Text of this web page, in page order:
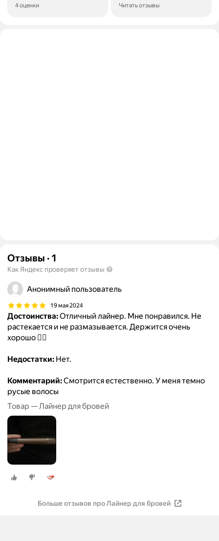
4 оценки Читать отзывы
Отзывы · 1
Как Яндекс проверяет отзывы
Анонимный пользователь
19 мая 2024
Достоинства:Отличный лайнер. Мне понравился. Не
растекается и не размазывается. Держится очень
хорошо 👌🏼
Недостатки: Нет.
Комментарий:Смотрится естественно. У меня темно
русые волосы
Товар — Лайнер для бровей
Больше отзывов про Лайнер для бровей